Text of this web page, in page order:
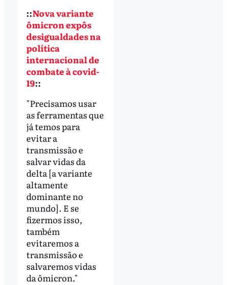
::Nova variante
ômicron expôs
desigualdades na
política
internacional de
combate à covid-
19::
"Precisamos usar
as ferramentas que
já temos para
evitar a
transmissão e
salvar vidas da
delta [a variante
altamente
dominante no
mundo]. E se
fizermos isso,
também
evitaremos a
transmissão e
salvaremos vidas
da ômicron."